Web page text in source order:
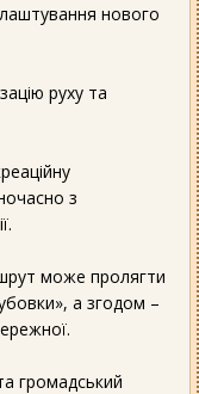
нового
руху та
з
може пролягти
а згодом –
громадський